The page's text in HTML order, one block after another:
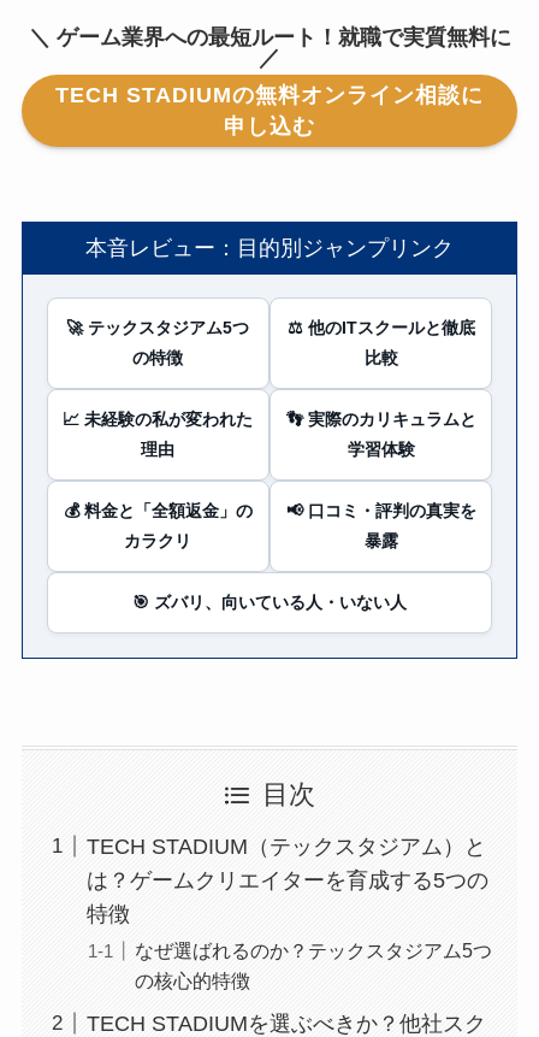
＼ ゲーム業界への最短ルート！就職で実質無料に
／
TECH STADIUMの無料オンライン相談に
申し込む
本音レビュー：目的別ジャンプリンク
🚀 テックスタジアム5つ
の特徴
⚖️ 他のITスクールと徹底
比較
📈 未経験の私が変われた
理由
👣 実際のカリキュラムと
学習体験
💰 料金と「全額返金」の
カラクリ
📢 口コミ・評判の真実を
暴露
🎯 ズバリ、向いている人・いない人
目次
TECH STADIUM（テックスタジアム）と
は？ゲームクリエイターを育成する5つの
特徴
なぜ選ばれるのか？テックスタジアム5つ
の核心的特徴
TECH STADIUMを選ぶべきか？他社スク